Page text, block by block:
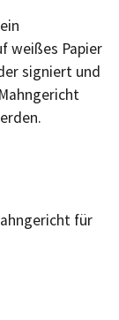
weißes Papier
signiert und
für